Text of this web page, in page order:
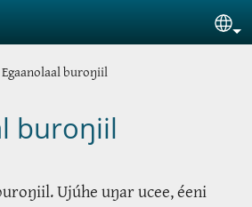
Egaanolaal buroŋiil
buroŋiil
Ujúhe uŋar ucee, éeni